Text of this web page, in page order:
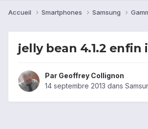
Accueil Smartphones Samsung
jelly bean 4.1.2 enfin
Par Geoffrey Collignon
14 septembre 2013 dans